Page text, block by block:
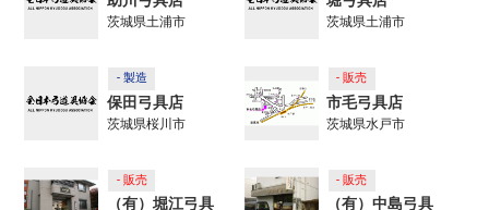
茨城県土浦市 茨城県土浦市
- 製造
保田弓具店
茨城県桜川市
- 販売
市毛弓具店
茨城県水戸市
- 販売
（有）堀江弓具
- 販売
（有）中島弓具